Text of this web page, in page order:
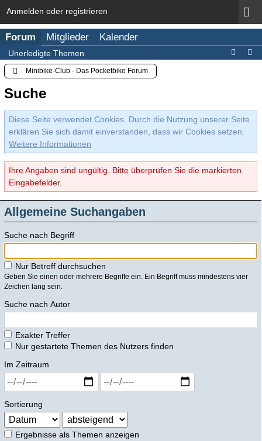
Anmelden oder registrieren
Forum Mitglieder Kalender
Unerledigte Themen
Minibike-Club - Das Pocketbike Forum
Suche
Diese Seite verwendet Cookies. Durch die Nutzung unserer Seite
erklären Sie sich damit einverstanden, dass wir Cookies setzen.
Weitere Informationen
Ihre Angaben sind ungültig. Bitte überprüfen Sie die markierten
Eingabefelder.
Allgemeine Suchangaben
Suche nach Begriff
Nur Betreff durchsuchen
Geben Sie einen oder mehrere Begriffe ein. Ein Begriff muss mindestens vier
Zeichen lang sein.
Suche nach Autor
Exakter Treffer
Nur gestartete Themen des Nutzers finden
Im Zeitraum
Sortierung
Ergebnisse als Themen anzeigen